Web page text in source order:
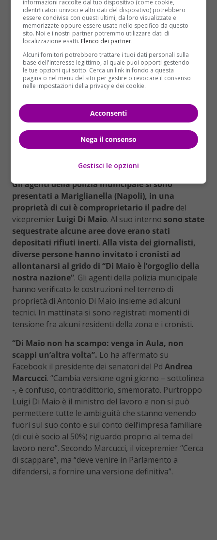
ARCHIVIO – Polizia municipale nella proprietà di papà Di
Maio: sequestrate aree con rifiuti
All’interno della proprietà del padre del vice
premier, Luigi Di Maio, a Mariglianella (Napoli)
sono state sequestrate aree dove erano stati
depositati rifiuti inerti.Lo fa sapere – secondo
quanto riporta il sito delTgCom24– il comandante
della Polizia municipale di Mariglianella al termine di
un sopralluogo avviato nella mattinata di oggi 29
novembre alla presenza di tre agenti della Polizia
municipale stessa, dei responsabili dell’ufficio tecnico
Gli agenti della polizia municipale si sono
presentati a Mariglianella (Napoli), in una
proprietà di cui è comproprietario il padre del
vicepremier Luigi Di Maio. Al suo interno sono state
sequestrate alcune aree dove erano stati
depositati rifiuti inerti. Alla vista dei giornalisti,
diverse persone hanno invitato i cronisti ad
allontanarsi al grido di “Di Maio è l’orgoglio della
nostra nazione”. Gli agenti della polizia municipale
hanno verificato le costruzioni nel terreno di
proprietà di Antonio Di Maio insieme ad alcuni
tecnici. In mattinata si sono registrati momenti di
tensione fra alcuni residenti della zona e i cronisti.
“Di Maio non ha scampo: venga in Aula, non
scappi un’altra volta”. Lo ha affermato su
Facebook il presidente dei senatori del Pd Andrea
Marcucci. “Cambia versione ogni giorno – sottolinea
-, è confuso, contraddittorio, smemorato. Purtroppo
Luigi Di Maio è il ministro del lavoro e non si può
permettere tutte le ambiguità che stanno venendo
fuori sul suo conto e sul conto dell’impresa familiare
(di cui è socio al 50%) riguardo proprio al tema del
lavoro nero”. Secondo Marcucci, il vicepremier “Cerca
di scappare”, ma “deve venire in Parlamento a
difendersi, a fornire una versione definitiva”.
informazioni raccolte dal tuo dispositivo (come cookie,
identificatori univoci e altri dati del dispositivo) potrebbero
essere condivise con questi ultimi, da loro visualizzate e
memorizzate oppure essere usate nello specifico da questo
sito. Noi e i nostri partner potremmo utilizzare dati di
localizzazione esatti. Elenco dei partner.
Alcuni fornitori potrebbero trattare i tuoi dati personali sulla
base dell'interesse legittimo, al quale puoi opporti gestendo
le tue opzioni qui sotto. Cerca un link in fondo a questa
pagina o nel menu del sito per gestire o revocare il consenso
nelle impostazioni della privacy e dei cookie.
Acconsenti
Nega il consenso
Gestisci le opzioni